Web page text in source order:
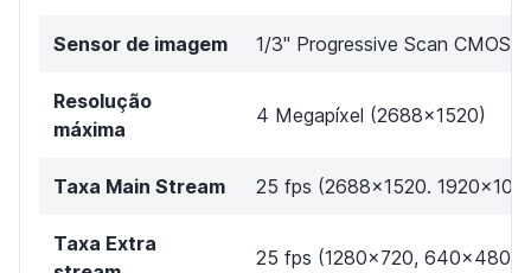
Sensor de imagem 1/3" Progressive Scan CMOS
Resolução
máxima
4 Megapíxel (2688x1520)
Taxa Main Stream 25 fps (2688x1520.
Taxa Extra
25 fps (1280x720, 640x480,